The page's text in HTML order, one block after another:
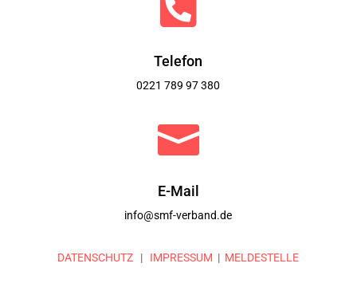

Telefon
0221 789 97 380

E-Mail
info@smf-verband.de
DATENSCHUTZ | IMPRESSUM | MELDESTELLE